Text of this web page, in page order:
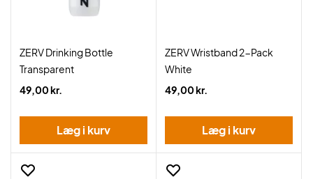
ZERV Drinking Bottle
Transparent
49,00 kr.
Læg i kurv
ZERV Wristband 2-Pack
White
49,00 kr.
Læg i kurv